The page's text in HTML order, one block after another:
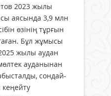
2023 жылы
аясында 3,9 млн
өзінің тұрғын
Бұл жұмысы
жылы аудан
ауданынан
сондай-